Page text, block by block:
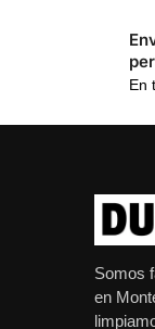
En
Somos
en